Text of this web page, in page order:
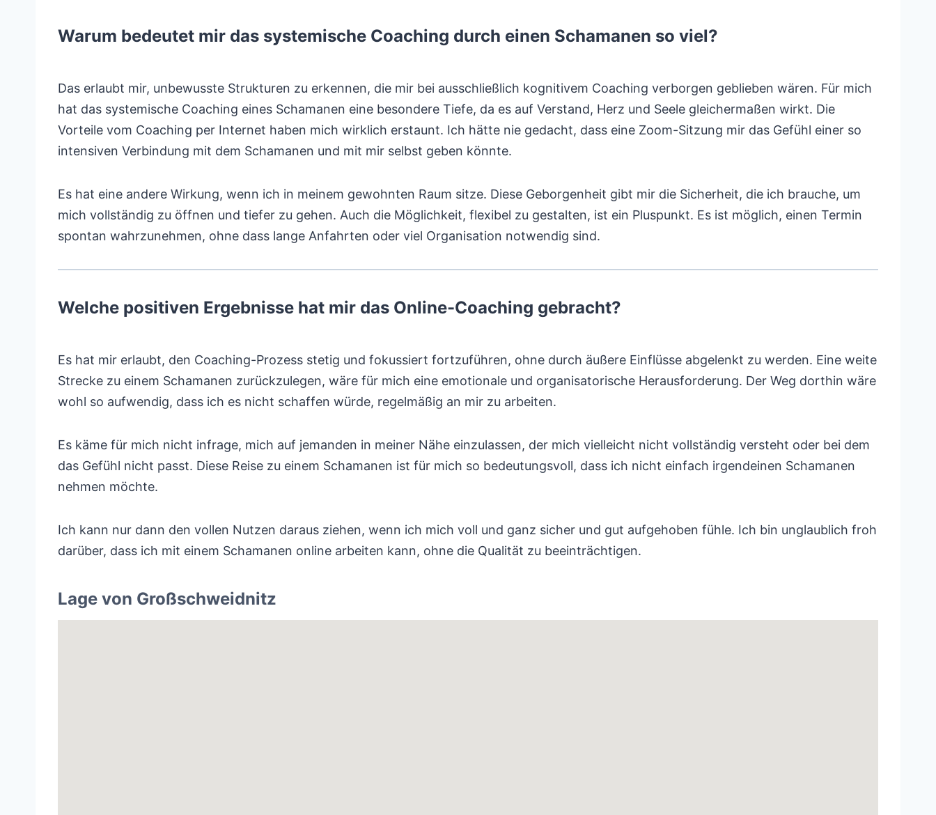
Warum bedeutet mir das systemische Coaching durch einen Schamanen so viel?
Das erlaubt mir, unbewusste Strukturen zu erkennen, die mir bei ausschließlich kognitivem Coaching verborgen geblieben wären. Für mich
hat das systemische Coaching eines Schamanen eine besondere Tiefe, da es auf Verstand, Herz und Seele gleichermaßen wirkt. Die
Vorteile vom Coaching per Internet haben mich wirklich erstaunt. Ich hätte nie gedacht, dass eine Zoom-Sitzung mir das Gefühl einer so
intensiven Verbindung mit dem Schamanen und mit mir selbst geben könnte.
Es hat eine andere Wirkung, wenn ich in meinem gewohnten Raum sitze. Diese Geborgenheit gibt mir die Sicherheit, die ich brauche, um
mich vollständig zu öffnen und tiefer zu gehen. Auch die Möglichkeit, flexibel zu gestalten, ist ein Pluspunkt. Es ist möglich, einen Termin
spontan wahrzunehmen, ohne dass lange Anfahrten oder viel Organisation notwendig sind.
Welche positiven Ergebnisse hat mir das Online-Coaching gebracht?
Es hat mir erlaubt, den Coaching-Prozess stetig und fokussiert fortzuführen, ohne durch äußere Einflüsse abgelenkt zu werden. Eine weite
Strecke zu einem Schamanen zurückzulegen, wäre für mich eine emotionale und organisatorische Herausforderung. Der Weg dorthin wäre
wohl so aufwendig, dass ich es nicht schaffen würde, regelmäßig an mir zu arbeiten.
Es käme für mich nicht infrage, mich auf jemanden in meiner Nähe einzulassen, der mich vielleicht nicht vollständig versteht oder bei dem
das Gefühl nicht passt. Diese Reise zu einem Schamanen ist für mich so bedeutungsvoll, dass ich nicht einfach irgendeinen Schamanen
nehmen möchte.
Ich kann nur dann den vollen Nutzen daraus ziehen, wenn ich mich voll und ganz sicher und gut aufgehoben fühle. Ich bin unglaublich froh
darüber, dass ich mit einem Schamanen online arbeiten kann, ohne die Qualität zu beeinträchtigen.
Lage von Großschweidnitz